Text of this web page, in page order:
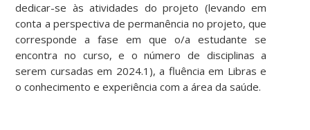
dedicar-se às atividades do projeto (levando em
conta a perspectiva de permanência no projeto, que
corresponde a fase em que o/a estudante se
encontra no curso, e o número de disciplinas a
serem cursadas em 2024.1), a fluência em Libras e
o conhecimento e experiência com a área da saúde.